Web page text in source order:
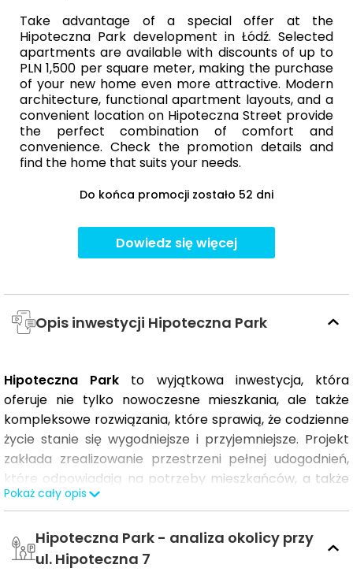
Take advantage of a special offer at the
Hipoteczna Park development in Łódź. Selected
apartments are available with discounts of up to
PLN 1,500 per square meter, making the purchase
of your new home even more attractive. Modern
architecture, functional apartment layouts, and a
convenient location on Hipoteczna Street provide
the perfect combination of comfort and
convenience. Check the promotion details and
find the home that suits your needs.
Do końca promocji zostało 52 dni
Dowiedz się więcej
Opis inwestycji Hipoteczna Park
Hipoteczna Park to wyjątkowa inwestycja, która
oferuje nie tylko nowoczesne mieszkania, ale także
kompleksowe rozwiązania, które sprawią, że codzienne
życie stanie się wygodniejsze i przyjemniejsze. Projekt
zakłada zrealizowanie przestrzeni pełnej udogodnień,
które odpowiadają na potrzeby mieszkańców, a także
tworzą miejsce do relaksu i aktywnego wypoczynku.
W ramach inwestycji powstaną dwa budynki
mieszkalne w układzie dwusegmentowym, które
Pokaż cały opis
Hipoteczna Park - analiza okolicy przy
ul. Hipoteczna 7